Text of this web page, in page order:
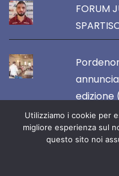
FORUM
edizione
VOCE DEL
Utilizziamo i cookie per
migliore esperienza sul
questo sito noi